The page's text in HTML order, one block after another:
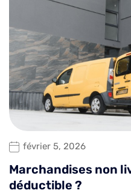
février 5, 2026
Marchandises non
déductible ?